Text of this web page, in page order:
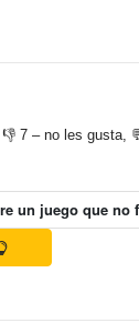
7 – no les gusta,
un juego que no